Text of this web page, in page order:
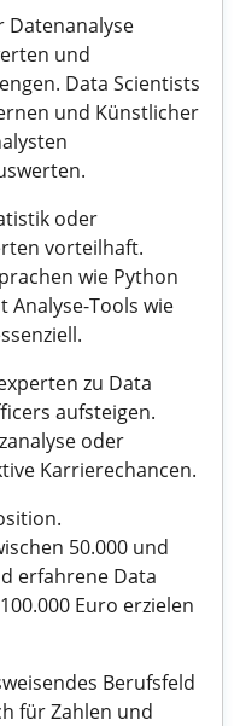
Datenanalyse
und
Data Scientists
und Künstlicher
oder
vorteilhaft.
wie Python
Analyse-Tools wie
zu Data
aufsteigen.
oder
Karrierechancen.
50.000 und
erfahrene Data
Euro erzielen
Berufsfeld
für Zahlen und